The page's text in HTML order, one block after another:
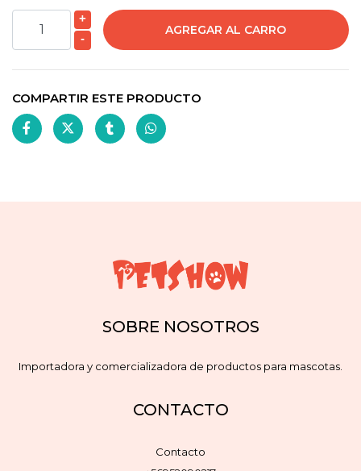
+
-
COMPARTIR ESTE PRODUCTO
SOBRE NOSOTROS
Importadora y comercializadora de productos para mascotas.
CONTACTO
Contacto